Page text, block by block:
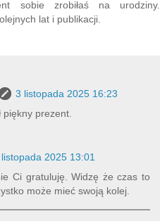
sobie zrobiłaś na urodziny.
lat i publikacji.
3 listopada 2025 16:23
piękny prezent.
2025 13:01
Ci gratuluję. Widzę że czas to
może mieć swoją kolej.